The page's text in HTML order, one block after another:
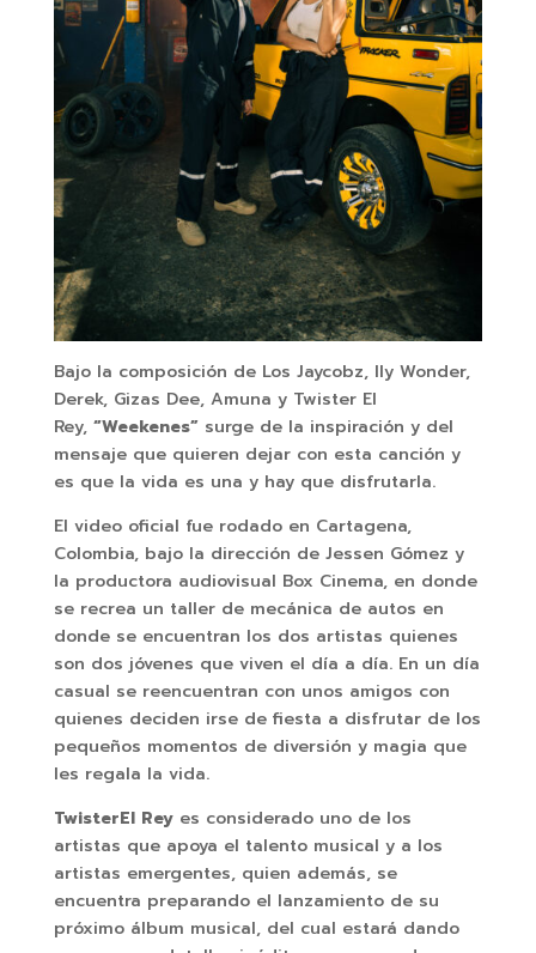
Bajo la composición de Los Jaycobz, Ily Wonder,
Derek, Gizas Dee, Amuna y Twister El
Rey, “Weekenes” surge de la inspiración y del
mensaje que quieren dejar con esta canción y
es que la vida es una y hay que disfrutarla.
El video oficial fue rodado en Cartagena,
Colombia, bajo la dirección de Jessen Gómez y
la productora audiovisual Box Cinema, en donde
se recrea un taller de mecánica de autos en
donde se encuentran los dos artistas quienes
son dos jóvenes que viven el día a día. En un día
casual se reencuentran con unos amigos con
quienes deciden irse de fiesta a disfrutar de los
pequeños momentos de diversión y magia que
les regala la vida.
TwisterEl Reyes considerado uno de los
artistas que apoya el talento musical y a los
artistas emergentes, quien además, se
encuentra preparando el lanzamiento de su
próximo álbum musical, del cual estará dando